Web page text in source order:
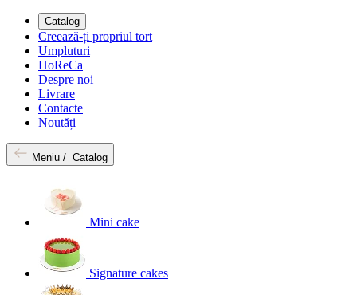
Catalog
Creează-ți propriul tort
Umpluturi
HoReCa
Despre noi
Livrare
Contacte
Noutăți
Meniu / Catalog
Mini cake
Signature cakes